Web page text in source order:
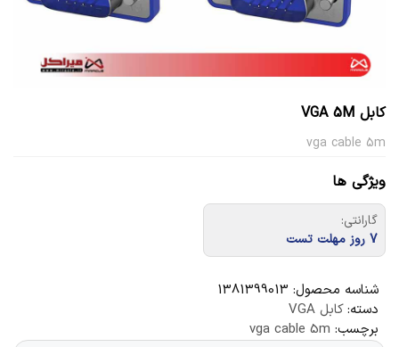
کابل VGA 5M
vga cable 5m
ویژگی ها
گارانتی:
7 روز مهلت تست
شناسه محصول: 1381399013
دسته:کابل VGA
برچسب: vga cable 5m